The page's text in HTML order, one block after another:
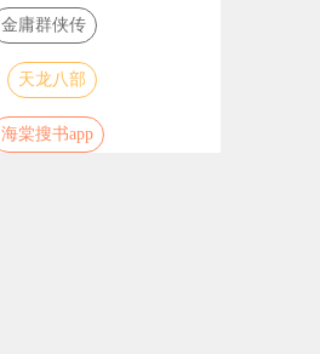
大全
金庸群侠传
天龙八部
海棠搜书app